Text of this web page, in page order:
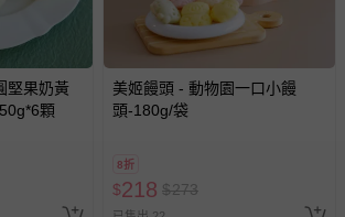
下類型商品：
品（例如尿布、貼身衣物、泳裝、襪子、地
等）。
衣物（嬰幼兒包巾與背巾、包屁衣、學習
等）。
裝商品封口處已貼上「不可拆封」，或具警
堅果奶黃
顆
美姬饅頭 - 動物園一口小饅
頭-180g/袋
8折
$218 $273